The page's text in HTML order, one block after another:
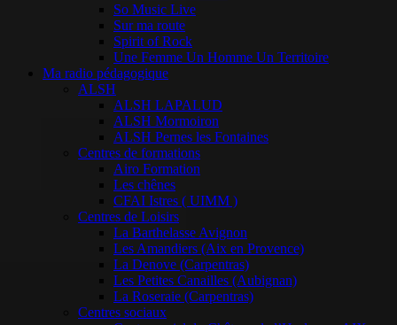
So Music Live
Sur ma route
Spirit of Rock
Une Femme Un Homme Un Territoire
Ma radio pédagogique
ALSH
ALSH LAPALUD
ALSH Mormoiron
ALSH Pernes les Fontaines
Centres de formations
Airo Formation
Les chênes
CFAI Istres ( UIMM )
Centres de Loisirs
La Barthelasse Avignon
Les Amandiers (Aix en Provence)
La Denove (Carpentras)
Les Petites Canailles (Aubignan)
La Roseraie (Carpentras)
Centres sociaux